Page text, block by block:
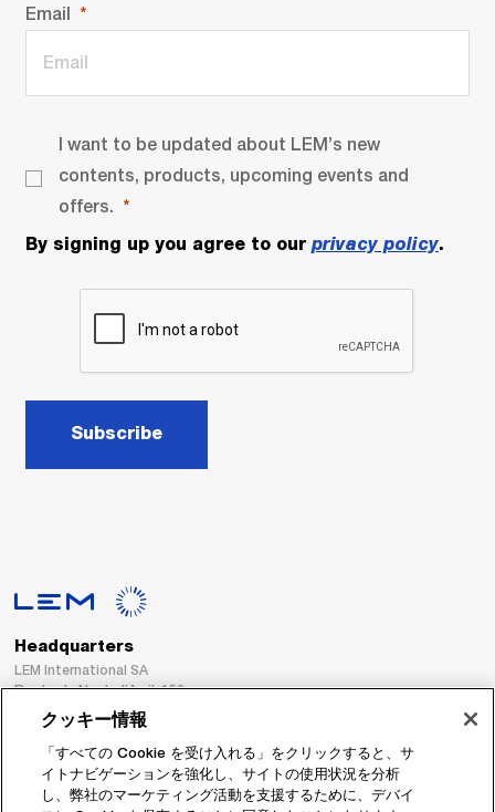
Email
I want to be updated about LEM’s new
contents, products, upcoming events and
offers.
By signing up you agree to our privacy policy.
Subscribe
Headquarters
LEM International SA
Route du Nant-d’Avril, 152
1217 Meyrin
Switzerland
Tel. :
+41 22 706 11 11
Fax : +41 22 794 94 78
クッキー情報
「すべての Cookie を受け入れる」をクリックすると、サ
イトナビゲーションを強化し、サイトの使用状況を分析
し、弊社のマーケティング活動を支援するために、デバイ